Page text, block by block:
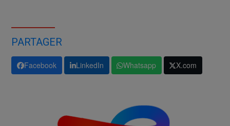
PARTAGER
Facebook LinkedIn Whatsapp X.com